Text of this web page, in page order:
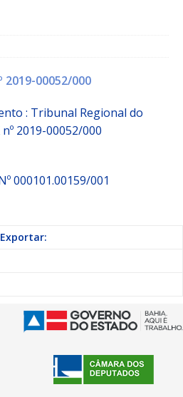
2019-00052/000
: Tribunal Regional do
2019-00052/000
000101.00159/001
Exportar: